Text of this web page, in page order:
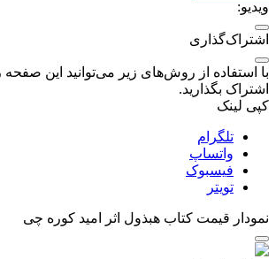
ویدیو:
اشتراک‌گذاری
با استفاده از روش‌های زیر می‌توانید این صفحه
اشتراک بگذارید.
کپی لینک
تلگرام
واتساپ
فیسبوک
تویتر
نمودار قیمت کتاب هبذول اثر امید کوره چی